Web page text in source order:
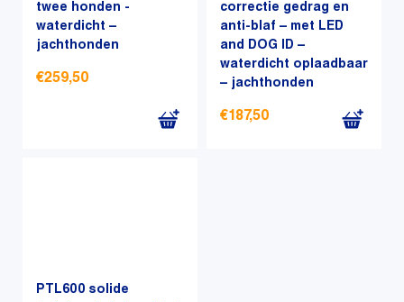
twee honden -
waterdicht –
jachthonden
€259,50
correctie gedrag en
anti-blaf – met LED
and DOG ID –
waterdicht oplaadbaar
– jachthonden
€187,50
PTL600 solide